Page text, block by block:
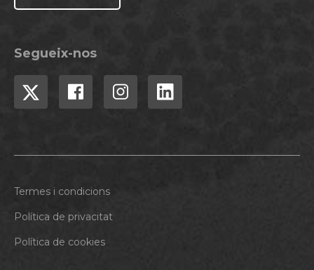
Segueix-nos
Termes i condicions
Política de privacitat
Política de cookies